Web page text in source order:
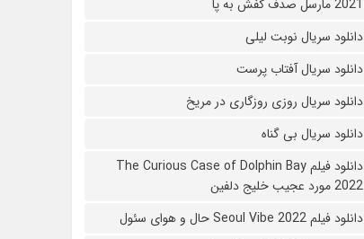
2021 مارسل صدف کفش به پا
دانلود سریال نوبت لیلی
دانلود سریال آفتاب پرست
دانلود سریال روزی روزگاری در مریخ
دانلود سریال بی گناه
دانلود فیلم The Curious Case of Dolphin Bay
2022 مورد عجیب خلیج دلفین
دانلود فیلم Seoul Vibe 2022 حال و هوای سئول